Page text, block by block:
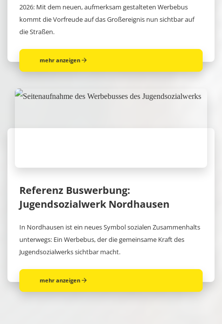
2026: Mit dem neuen, aufmerksam gestalteten Werbebus
kommt die Vorfreude auf das Großereignis nun sichtbar auf
die Straßen.
mehr anzeigen
Referenz Buswerbung:
Jugendsozialwerk Nordhausen
In Nordhausen ist ein neues Symbol sozialen Zusammenhalts
unterwegs: Ein Werbebus, der die gemeinsame Kraft des
Jugendsozialwerks sichtbar macht.
mehr anzeigen